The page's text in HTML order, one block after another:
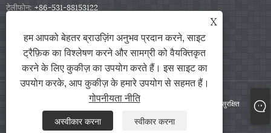
टेलीफोन: +86-531-88153122
jingxu@coupletech.com
कॉपीराइट © 2022 Coupletech Co., Ltd. - Pockels Cells - सभी अधिकार सुरक्षित
Sitemap RSS XML गोपनीयता नीति
X
हम आपको बेहतर ब्राउज़िंग अनुभव प्रदान करने, साइट
ट्रैफ़िक का विश्लेषण करने और सामग्री को वैयक्तिकृत
करने के लिए कुकीज़ का उपयोग करते हैं। इस साइट का
उपयोग करके, आप कुकीज़ के हमारे उपयोग से सहमत हैं।
गोपनीयता नीति
अस्वीकार करना स्वीकार करना